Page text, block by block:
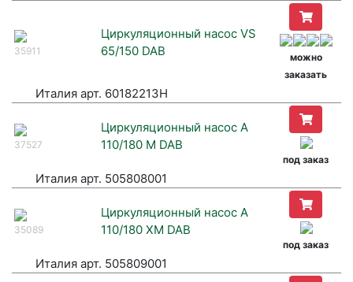
35911
Циркуляционный насос VS
65/150 DAB
можно
заказать
Италия арт. 60182213H
37527
Циркуляционный насос A
110/180 М DAB
под заказ
Италия арт. 505808001
35089
Циркуляционный насос A
110/180 ХМ DAB
под заказ
Италия арт. 505809001